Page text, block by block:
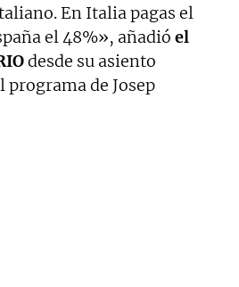
En Italia pagas el
el 48%», añadió el
desde su asiento
de Josep